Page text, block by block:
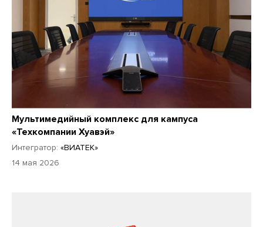
Мультимедийный комплекс для кампуса
«Техкомпании Хуавэй»
Интегратор: «ВИАТЕК»
14 мая 2026